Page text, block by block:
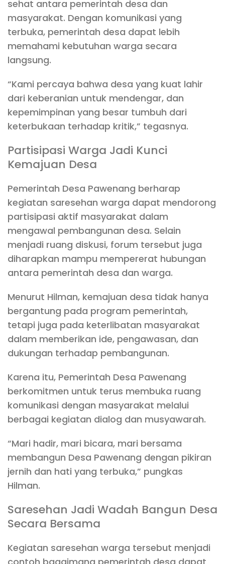
sehat antara pemerintah desa dan
masyarakat. Dengan komunikasi yang
terbuka, pemerintah desa dapat lebih
memahami kebutuhan warga secara
langsung.
“Kami percaya bahwa desa yang kuat lahir
dari keberanian untuk mendengar, dan
kepemimpinan yang besar tumbuh dari
keterbukaan terhadap kritik,” tegasnya.
Partisipasi Warga Jadi Kunci
Kemajuan Desa
Pemerintah Desa Pawenang berharap
kegiatan saresehan warga dapat mendorong
partisipasi aktif masyarakat dalam
mengawal pembangunan desa. Selain
menjadi ruang diskusi, forum tersebut juga
diharapkan mampu mempererat hubungan
antara pemerintah desa dan warga.
Menurut Hilman, kemajuan desa tidak hanya
bergantung pada program pemerintah,
tetapi juga pada keterlibatan masyarakat
dalam memberikan ide, pengawasan, dan
dukungan terhadap pembangunan.
Karena itu, Pemerintah Desa Pawenang
berkomitmen untuk terus membuka ruang
komunikasi dengan masyarakat melalui
berbagai kegiatan dialog dan musyawarah.
“Mari hadir, mari bicara, mari bersama
membangun Desa Pawenang dengan pikiran
jernih dan hati yang terbuka,” pungkas
Hilman.
Saresehan Jadi Wadah Bangun Desa
Secara Bersama
Kegiatan saresehan warga tersebut menjadi